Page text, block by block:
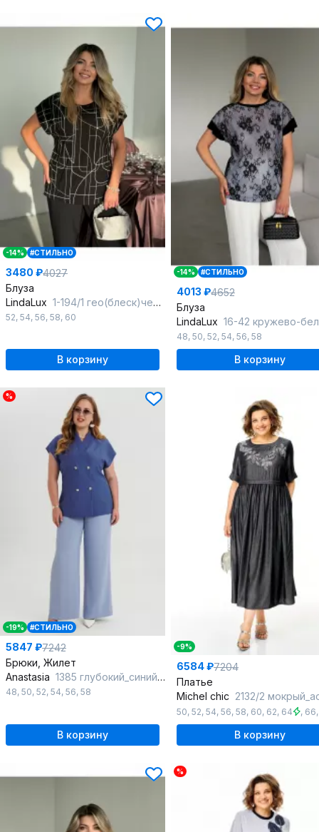
-14% #СТИЛЬНО
3480 ₽4027
Блуза
LindaLux 1-194/1 гео(блеск)черный
52, 54, 56, 58, 60
В корзину
-14% #СТИЛЬНО
4013 ₽4652
Блуза
LindaLux 16-42 кружево-
48, 50, 52, 54, 56, 58
В корзину
%
-19% #СТИЛЬНО
5847 ₽7242
Брюки, Жилет
Anastasia 1385 глубокий_синий/голубой
48, 50, 52, 54, 56, 58
В корзину
-9%
6584 ₽7204
Платье
Michel chic 2132/2
50, 52, 54, 56, 58, 60, 62, 64 , 66
В корзину
%